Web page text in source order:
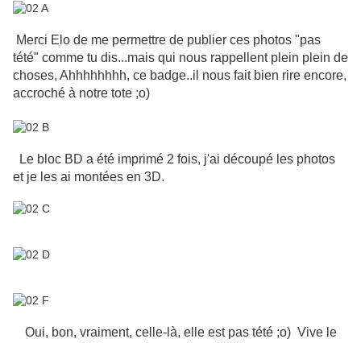
Merci Elo de me permettre de publier ces photos "pas
tété" comme tu dis...mais qui nous rappellent plein plein de
choses, Ahhhhhhhh, ce badge..il nous fait bien rire encore,
accroché à notre tote ;o)
Le bloc BD a été imprimé 2 fois, j'ai découpé les photos
et je les ai montées en 3D.
Oui, bon, vraiment, celle-là, elle est pas tété ;o) Vive le